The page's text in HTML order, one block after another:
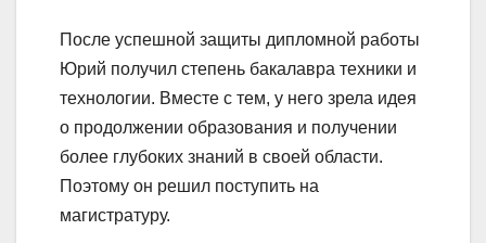
После успешной защиты дипломной работы
Юрий получил степень бакалавра техники и
технологии. Вместе с тем, у него зрела идея
о продолжении образования и получении
более глубоких знаний в своей области.
Поэтому он решил поступить на
магистратуру.